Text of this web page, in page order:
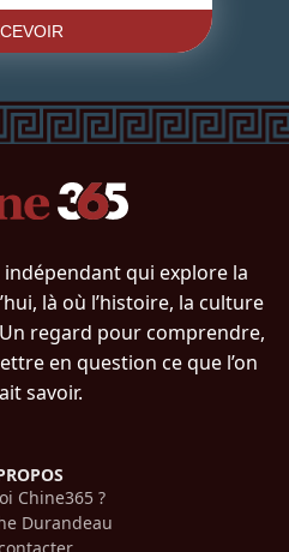
qui explore la
là où l’histoire, la culture
regard pour comprendre,
en question ce que l’on
savoir.
Chine365 ?
Durandeau